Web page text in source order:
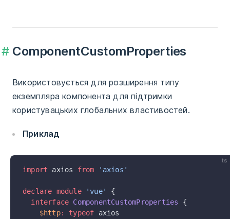
ComponentCustomProperties
Використовується для розширення типу
екземпляра компонента для підтримки
користувацьких глобальних властивостей.
Приклад
ts
import axios from 'axios'
declare module 'vue'
{
  interface
ComponentCustomProperties {
    $http
: typeof axios